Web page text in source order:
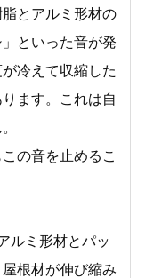
とアルミ形材の
といった音が発
冷えて収縮した
ます。これは自
の音を止めるこ
ルミ形材とパッ
根材が伸び縮み